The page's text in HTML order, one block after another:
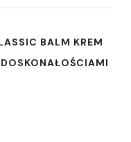
BALM KREM